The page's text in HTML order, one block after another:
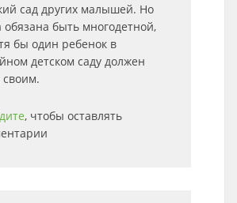
сад других малышей. Но
обязана быть многодетной,
бы один ребенок в
детском саду должен
, чтобы оставлять